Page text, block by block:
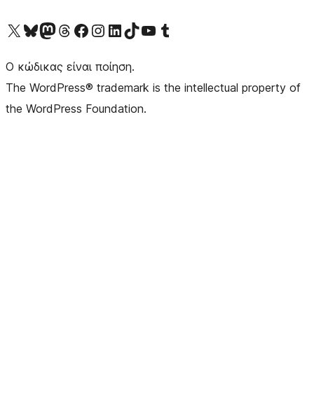
Visit our X (formerly Twitter) account
Visit our Bluesky account
Επισκεφθείτε τον λογαριασμό μας στο Mastodon
Visit our Threads account
Επισκεφτείτε τη σελίδα μας στο Facebook
Επισκεφθείτε τον λογαριασμό μας Instagram
Επισκεφθείτε τον λογαριασμό μας LinkedIn
Visit our TikTok account
Visit our YouTube channel
Visit our Tumblr account
Ο κώδικας είναι ποίηση.
The WordPress® trademark is the intellectual property of
the WordPress Foundation.